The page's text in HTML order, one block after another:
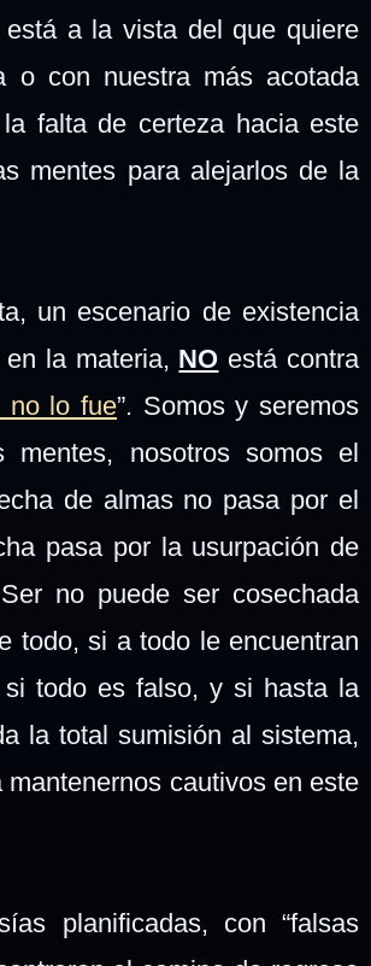
a la vista del que quiere
o con nuestra más acotada
falta de certeza hacia este
mentes para alejarlos de la
un escenario de existencia
la materia, NO está contra
no lo fue”. Somos y seremos
nosotros somos el
de almas no pasa por el
pasa por la usurpación de
no puede ser cosechada
todo, si a todo le encuentran
todo es falso, y si hasta la
la total sumisión al sistema,
cautivos en este
planificadas, con “falsas